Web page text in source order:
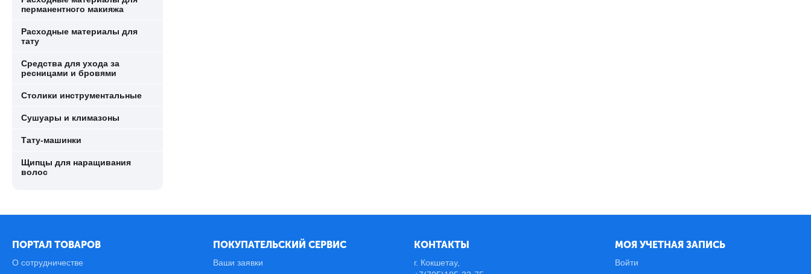
перманентного макияжа
Расходные материалы для
тату
Средства для ухода за
ресницами и бровями
Столики инструментальные
Сушуары и климазоны
Тату-машинки
Щипцы для наращивания
волос
ПОРТАЛ ТОВАРОВ
О сотрудничестве
ПОКУПАТЕЛЬСКИЙ СЕРВИС
Ваши заявки
КОНТАКТЫ
г. Кокшетау,
МОЯ УЧЕТНАЯ ЗАПИСЬ
Войти